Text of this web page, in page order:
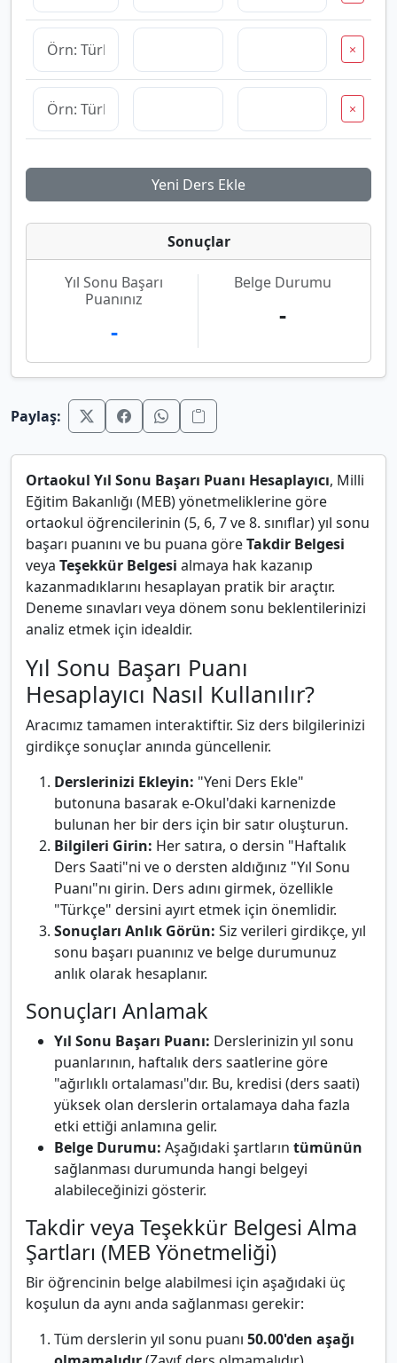
×
×
Yeni Ders Ekle
Sonuçlar
Yıl Sonu Başarı
Puanınız
-
Belge Durumu
-
Paylaş:
Ortaokul Yıl Sonu Başarı Puanı Hesaplayıcı, Milli
Eğitim Bakanlığı (MEB) yönetmeliklerine göre
ortaokul öğrencilerinin (5, 6, 7 ve 8. sınıflar) yıl sonu
başarı puanını ve bu puana göreTakdir Belgesi
veya Teşekkür Belgesi almaya hak kazanıp
kazanmadıklarını hesaplayan pratik bir araçtır.
Deneme sınavları veya dönem sonu beklentilerinizi
analiz etmek için idealdir.
Yıl Sonu Başarı Puanı
Hesaplayıcı Nasıl Kullanılır?
Aracımız tamamen interaktiftir. Siz ders bilgilerinizi
girdikçe sonuçlar anında güncellenir.
Derslerinizi Ekleyin: "Yeni Ders Ekle"
butonuna basarak e-Okul'daki karnenizde
bulunan her bir ders için bir satır oluşturun.
Bilgileri Girin: Her satıra, o dersin "Haftalık
Ders Saati"ni ve o dersten aldığınız "Yıl Sonu
Puanı"nı girin. Ders adını girmek, özellikle
"Türkçe" dersini ayırt etmek için önemlidir.
Sonuçları Anlık Görün: Siz verileri girdikçe, yıl
sonu başarı puanınız ve belge durumunuz
anlık olarak hesaplanır.
Sonuçları Anlamak
Yıl Sonu Başarı Puanı: Derslerinizin yıl sonu
puanlarının, haftalık ders saatlerine göre
"ağırlıklı ortalaması"dır. Bu, kredisi (ders saati)
yüksek olan derslerin ortalamaya daha fazla
etki ettiği anlamına gelir.
Belge Durumu: Aşağıdaki şartların tümünün
sağlanması durumunda hangi belgeyi
alabileceğinizi gösterir.
Takdir veya Teşekkür Belgesi Alma
Şartları (MEB Yönetmeliği)
Bir öğrencinin belge alabilmesi için aşağıdaki üç
koşulun da aynı anda sağlanması gerekir:
Tüm derslerin yıl sonu puanı 50.00'den aşağı